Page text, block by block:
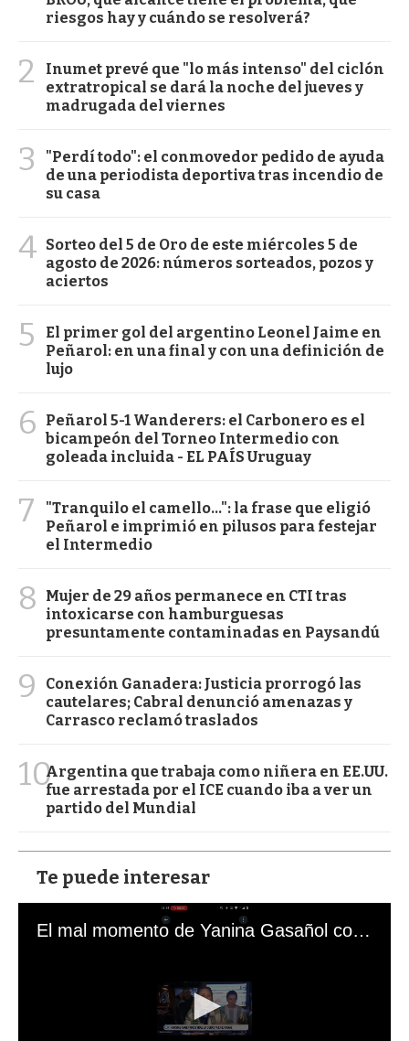
riesgos hay y cuándo se resolverá?
2
Inumet prevé que "lo más intenso" del ciclón
extratropical se dará la noche del jueves y
madrugada del viernes
3
"Perdí todo": el conmovedor pedido de ayuda
de una periodista deportiva tras incendio de
su casa
4 Sorteo del 5 de Oro de este miércoles 5 de
agosto de 2026: números sorteados, pozos y
aciertos
5
El primer gol del argentino Leonel Jaime en
Peñarol: en una final y con una definición de
lujo
6
Peñarol 5-1 Wanderers: el Carbonero es el
bicampeón del Torneo Intermedio con
goleada incluida - EL PAÍS Uruguay
7
"Tranquilo el camello...": la frase que eligió
Peñarol e imprimió en pilusos para festejar
el Intermedio
8
Mujer de 29 años permanece en CTI tras
intoxicarse con hamburguesas
presuntamente contaminadas en Paysandú
9
Conexión Ganadera: Justicia prorrogó las
cautelares; Cabral denunció amenazas y
Carrasco reclamó traslados
10Argentina que trabaja como niñera en EE.UU.
fue arrestada por el ICE cuando iba a ver un
partido del Mundial
Te puede interesar
El mal momento de Yanina Gasañol con un hincha argentino en "Subrayado"